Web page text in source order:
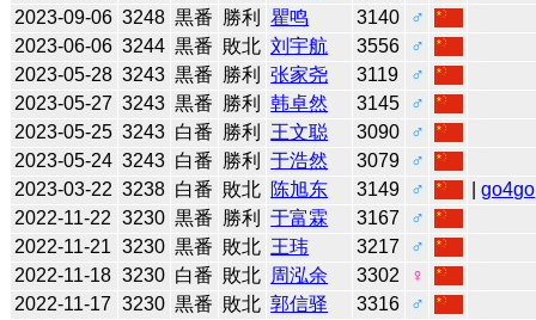
2023-09-06 3248 黒番 勝利 瞿鸣 3140
♂
2023-06-06 3244 黒番 敗北 刘宇航 3556
♂
2023-05-28 3243 黒番 勝利 张家尧 3119
♂
2023-05-27 3243 黒番 勝利 韩卓然 3145
♂
2023-05-25 3243 白番 勝利 王文聪 3090
♂
2023-05-24 3243 白番 勝利 于浩然 3079
♂
2023-03-22 3238 白番 敗北 陈旭东 3149 ♂ |go4go
2022-11-22 3230 黒番 勝利 于富霖 3167
♂
2022-11-21 3230 黒番 敗北 王玮 3217
♂
2022-11-18 3230 白番 敗北 周泓余 3302
♀
2022-11-17 3230 黒番 敗北 郭信驿 3316
♂